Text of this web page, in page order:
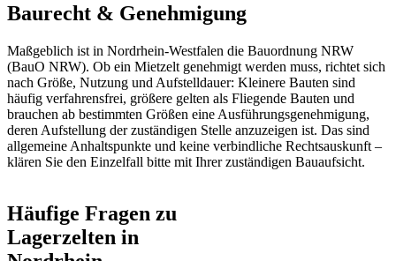
Baurecht & Genehmigung
Maßgeblich ist in Nordrhein-Westfalen die Bauordnung NRW
(BauO NRW). Ob ein Mietzelt genehmigt werden muss, richtet sich
nach Größe, Nutzung und Aufstelldauer: Kleinere Bauten sind
häufig verfahrensfrei, größere gelten als Fliegende Bauten und
brauchen ab bestimmten Größen eine Ausführungsgenehmigung,
deren Aufstellung der zuständigen Stelle anzuzeigen ist. Das sind
allgemeine Anhaltspunkte und keine verbindliche Rechtsauskunft –
klären Sie den Einzelfall bitte mit Ihrer zuständigen Bauaufsicht.
Häufige Fragen zu
Lagerzelten in